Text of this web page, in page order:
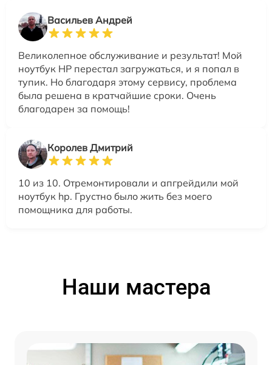
Васильев Андрей
Великолепное обслуживание и результат! Мой
ноутбук HP перестал загружаться, и я попал в
тупик. Но благодаря этому сервису, проблема
была решена в кратчайшие сроки. Очень
благодарен за помощь!
Королев Дмитрий
10 из 10. Отремонтировали и апгрейдили мой
ноутбук hp. Грустно было жить без моего
помощника для работы.
Наши мастера